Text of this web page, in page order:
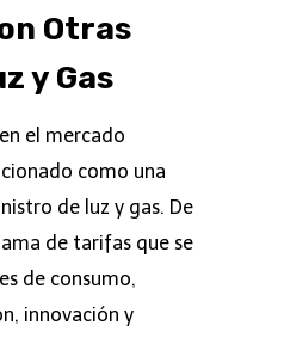
Otras
y Gas
el mercado
como una
de luz y gas. De
de tarifas que se
de consumo,
innovación y